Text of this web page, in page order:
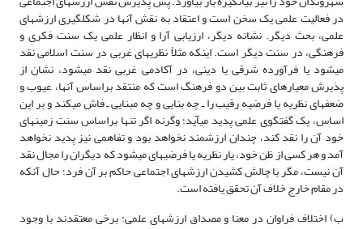
در فعالیت علمی یک سخن است و اعتقاد به نقش آنها در شکل­گیری ارزش­های
علمی، بحث دیگر. نشانه دیگر، ارزیابی آرا و انظار علمی یک سنت فکری و
فرهنگی، در سنت دیگر است. اینکه مثلاً نظریه­ای غربی در سنت اسلامی نقد
می­شود یا فرآورده شرقی یا دینی، در آکادمی غربی نقد می­شود، نشان از
پذیرش معیارهای ثابت بین دو فرهنگ است که منتقد براساس آنها، عیوب و
ضعف­های نظریه یا فرضیه رقیب را ـ چه بنایی و چه مبنایی ـ فاش می­کند و بر این
اساس، یک گفتگوی علمی پدید می­آید؛ وگرنه اگر تنها براساس سنت زمینه­ای
خود آن را نقد کند، چندان ارزشمند نخواهد بود و تفاهمی نیز پدید نخواهد
آمد و هر کسی از ظن خود، یار نظریه یا فرضیه­ای می­شود که دیگران را مجال نقد
آن نیست، مگر با چالش کشیدن ارزش­های اجتماعی حاکم بر آن فرد؛ حال آنکه
در مقام خارج خلاف آن تحقق یافته است.
ب) اختلاف فراوان در معنا و مصداق ارزش­های علمی: برخی معتقدند با وجود